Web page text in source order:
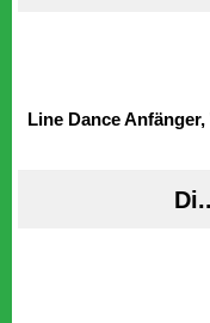
Line Dance